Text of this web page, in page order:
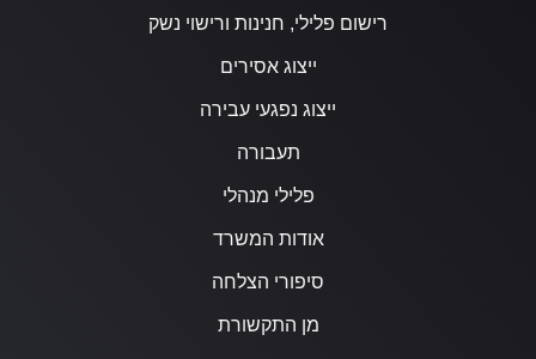
רישום פלילי, חנינות ורישוי נשק
ייצוג אסירים
ייצוג נפגעי עבירה
תעבורה
פלילי מנהלי
אודות המשרד
סיפורי הצלחה
מן התקשורת